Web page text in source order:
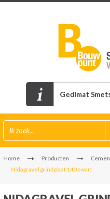
Gedimat
Home Producten
Nidagravel grindplaat 140 zwart